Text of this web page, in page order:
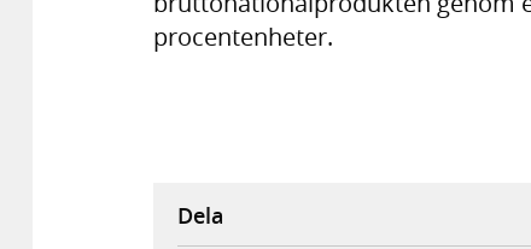
procentenheter.
Dela